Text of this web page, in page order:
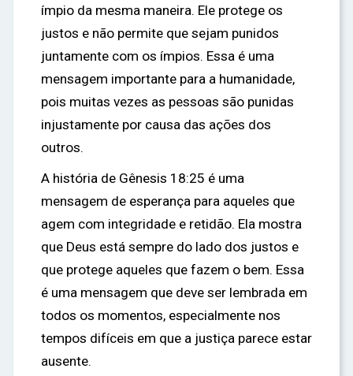
ímpio da mesma maneira. Ele protege os
justos e não permite que sejam punidos
juntamente com os ímpios. Essa é uma
mensagem importante para a humanidade,
pois muitas vezes as pessoas são punidas
injustamente por causa das ações dos
outros.
A história de Gênesis 18:25 é uma
mensagem de esperança para aqueles que
agem com integridade e retidão. Ela mostra
que Deus está sempre do lado dos justos e
que protege aqueles que fazem o bem. Essa
é uma mensagem que deve ser lembrada em
todos os momentos, especialmente nos
tempos difíceis em que a justiça parece estar
ausente.